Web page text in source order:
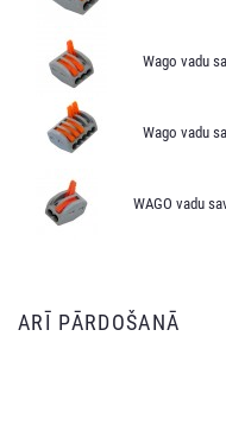
Wago vadu
Wago vadu
WAGO vadu
ARĪ PĀRDOŠANĀ